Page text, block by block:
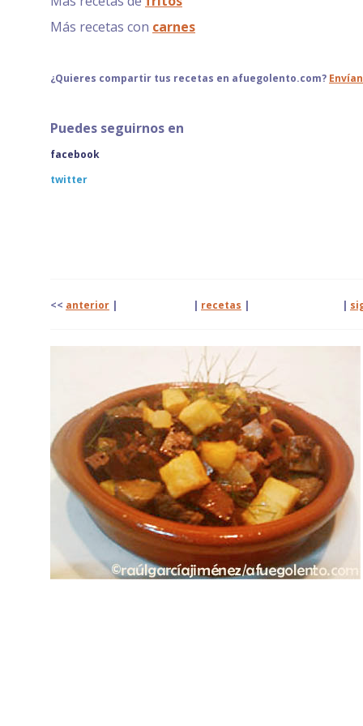
Más recetas con carnes
¿Quieres compartir tus recetas en afuegolento.com?
Puedes seguirnos en
facebook
twitter
<< anterior | | recetas | |